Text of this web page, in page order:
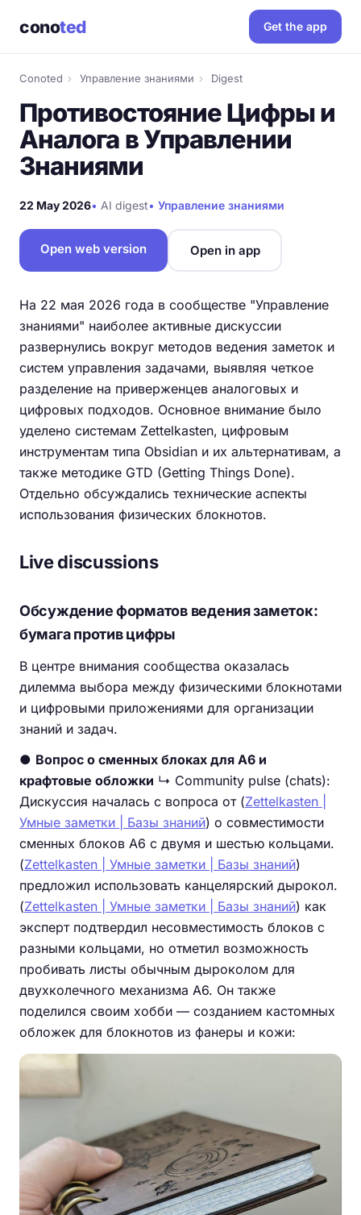
conoted Get the app
Conoted › Управление знаниями › Digest
Противостояние Цифры и
Аналога в Управлении
Знаниями
22 May 2026• AI digest• Управление знаниями
Open web version Open in app
На 22 мая 2026 года в сообществе "Управление
знаниями" наиболее активные дискуссии
развернулись вокруг методов ведения заметок и
систем управления задачами, выявляя четкое
разделение на приверженцев аналоговых и
цифровых подходов. Основное внимание было
уделено системам Zettelkasten, цифровым
инструментам типа Obsidian и их альтернативам, а
также методике GTD (Getting Things Done).
Отдельно обсуждались технические аспекты
использования физических блокнотов.
Live discussions
Обсуждение форматов ведения заметок:
бумага против цифры
В центре внимания сообщества оказалась
дилемма выбора между физическими блокнотами
и цифровыми приложениями для организации
знаний и задач.
● Вопрос о сменных блоках для А6 и
крафтовые обложки ↳ Community pulse (chats):
Дискуссия началась с вопроса от (Zettelkasten |
Умные заметки | Базы знаний) о совместимости
сменных блоков А6 с двумя и шестью кольцами.
(Zettelkasten | Умные заметки | Базы знаний)
предложил использовать канцелярский дырокол.
(Zettelkasten | Умные заметки | Базы знаний) как
эксперт подтвердил несовместимость блоков с
разными кольцами, но отметил возможность
пробивать листы обычным дыроколом для
двухколечного механизма А6. Он также
поделился своим хобби — созданием кастомных
обложек для блокнотов из фанеры и кожи: